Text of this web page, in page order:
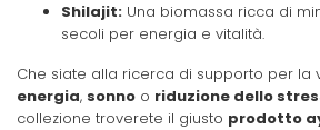
Shilajit: Una biomassa ricca di
secoli per energia e vitalità.
Che siate alla ricerca di supporto per la
energia, sonno o riduzione dello
collezione troverete il giusto prodotto